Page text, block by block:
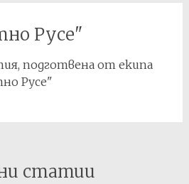
Русе"
подготвена от екипа
Русе"
статии